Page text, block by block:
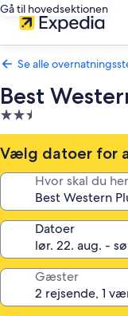
Gå til hovedsektionen
Se alle
Best
2.5-
stjernet
overnatningssted
Vælg datoer for
Hvor skal du
Datoer
Gæster